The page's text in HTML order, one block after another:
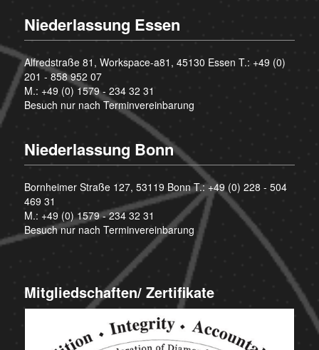
Niederlassung Essen
Alfredstraße 81, Workspace-a81, 45130 Essen T.: +49 (0)
201 - 858 952 07
M.: +49 (0) 1579 - 234 32 31
Besuch nur nach Terminvereinbarung
Niederlassung Bonn
Bornheimer Straße 127, 53119 Bonn T.:+49 (0) 228 - 504
469 31
M.: +49 (0) 1579 - 234 32 31
Besuch nur nach Terminvereinbarung
Mitgliedschaften/ Zertifikate